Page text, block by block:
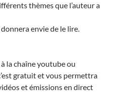
thèmes que l’auteur a
envie de le lire.
la chaîne youtube ou
gratuit et vous permettra
et émissions en direct